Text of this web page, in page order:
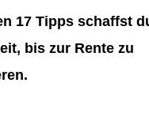
17 Tipps schaffst
bis zur Rente zu